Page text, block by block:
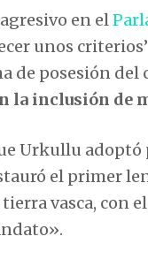
en el
unos
de posesión del
la inclusión de
Urkullu
el primer
vasca, con